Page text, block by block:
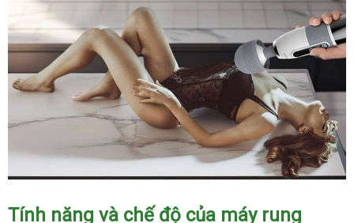
Tính năng và chế độ của máy rung